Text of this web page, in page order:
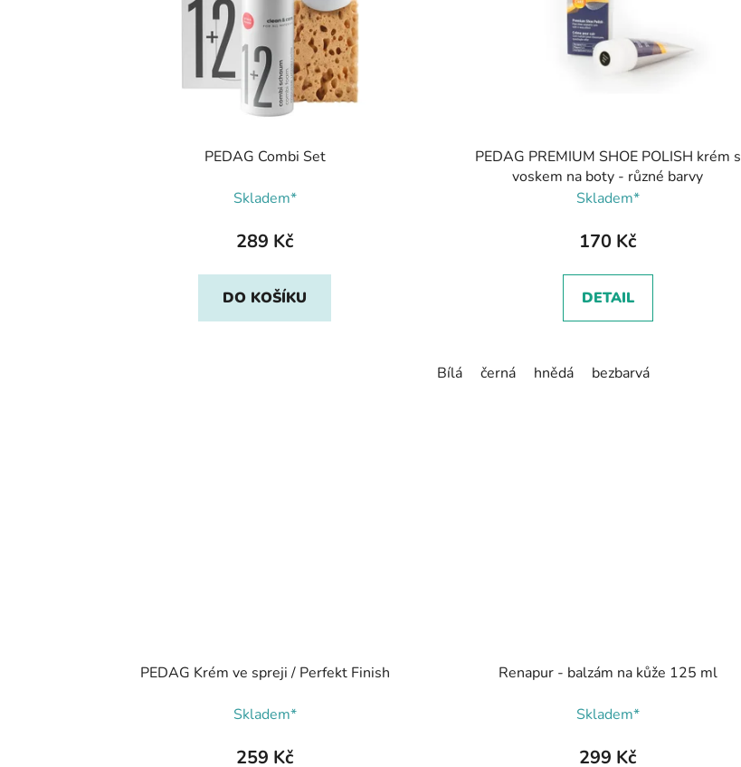
PEDAG Combi Set
Skladem*
289 Kč
DO KOŠÍKU
PEDAG PREMIUM SHOE POLISH krém s
voskem na boty - různé barvy
Skladem*
170 Kč
DETAIL
Bílá černá hnědá bezbarvá
PEDAG Krém ve spreji / Perfekt Finish
Skladem*
259 Kč
Renapur - balzám na kůže 125 ml
Skladem*
299 Kč